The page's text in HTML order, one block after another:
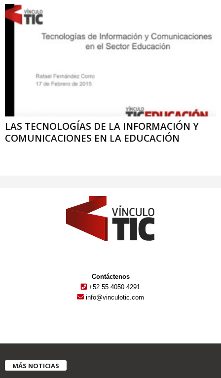
LAS TECNOLOGÍAS DE LA INFORMACIÓN Y
COMUNICACIONES EN LA EDUCACIÓN
Contáctenos
+52 55 4050 4291
info@vinculotic.com
MÁS NOTICIAS